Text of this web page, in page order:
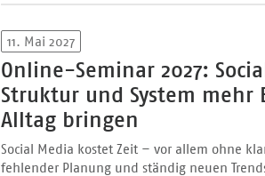
11. Mai 2027
Online-Seminar 2027:
Struktur und System
Alltag bringen
Social Media kostet Zeit – vor allem ohne
fehlender Planung und ständig neuen